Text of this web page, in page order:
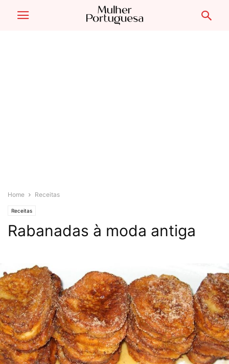
Home Receitas
Receitas
Rabanadas à moda antiga